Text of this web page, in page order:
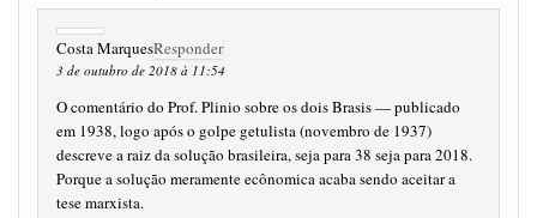
Costa MarquesResponder
3 de outubro de 2018 à 11:54
O comentário do Prof. Plinio sobre os dois Brasis — publicado
em 1938, logo após o golpe getulista (novembro de 1937)
descreve a raiz da solução brasileira, seja para 38 seja para 2018.
Porque a solução meramente ecônomica acaba sendo aceitar a
tese marxista.